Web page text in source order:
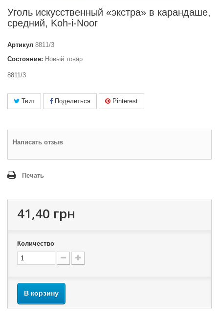
Уголь искусственный «экстра» в карандаше,
средний, Koh-i-Noor
Артикул 8811/3
Состояние: Новый товар
8811/3
Твит Поделиться Pinterest
Написать отзыв
Печать
41,40 грн
Количество
В корзину